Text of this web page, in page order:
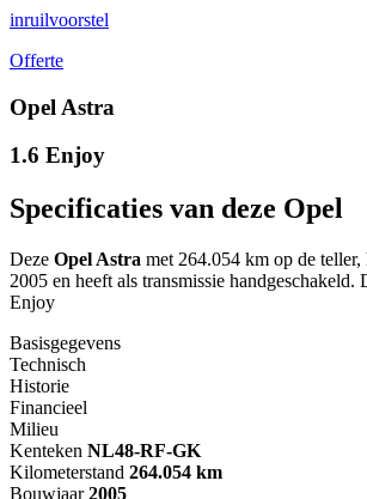
inruilvoorstel
Offerte
Opel Astra
1.6 Enjoy
Specificaties van deze Opel
Deze Opel Astra met 264.054 km op de
2005 en heeft als transmissie
Enjoy
Basisgegevens
Technisch
Historie
Financieel
Milieu
Kenteken NL48-RF-GK
Kilometerstand 264.054 km
Bouwjaar 2005